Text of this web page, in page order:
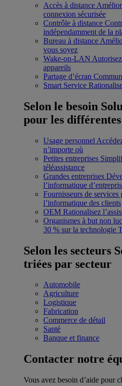
Accès à distance
connexion sécurisée
Contrôle à distance
indépendamment de la
Bureau à distance
vous soyez
Wake-on-LAN
appareils
Partage d’écran
Smart Service
Selon le besoin
pour les
Usage personnel
n’importe où
Petites entreprises
téléassistance
Grandes entreprises
l’informatique
Fournisseurs de services
l’informatique des clients
OEM Rationalisez
Organismes à but non
30 % sur la technologie
Selon les secteurs
triées par secteur
Automobile
Agriculture
Logistique
Fabrication
Commerce de détail
Santé
Banque et finance
Contacter notre
Vous avez besoin d’aide pour